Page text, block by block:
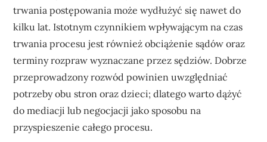
trwania postępowania może wydłużyć się nawet do
kilku lat. Istotnym czynnikiem wpływającym na czas
trwania procesu jest również obciążenie sądów oraz
terminy rozpraw wyznaczane przez sędziów. Dobrze
przeprowadzony rozwód powinien uwzględniać
potrzeby obu stron oraz dzieci; dlatego warto dążyć
do mediacji lub negocjacji jako sposobu na
przyspieszenie całego procesu.